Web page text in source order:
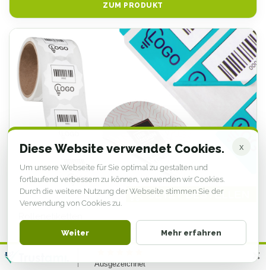
ZUM PRODUKT
Entdecken Sie die unkomplizierte Welt des
Rollenetikettendrucks! Mit unserer breiten Auswahl an
Verpackung oder der Versand zu einer Leichtigkeit. Wählen Sie
Diese Website verwendet Cookies.
Um unsere Webseite für Sie optimal zu gestalten und
fortlaufend verbessern zu können, verwenden wir Cookies.
Durch die weitere Nutzung der Webseite stimmen Sie der
Verwendung von Cookies zu.
Weiter Mehr erfahren
x
✕